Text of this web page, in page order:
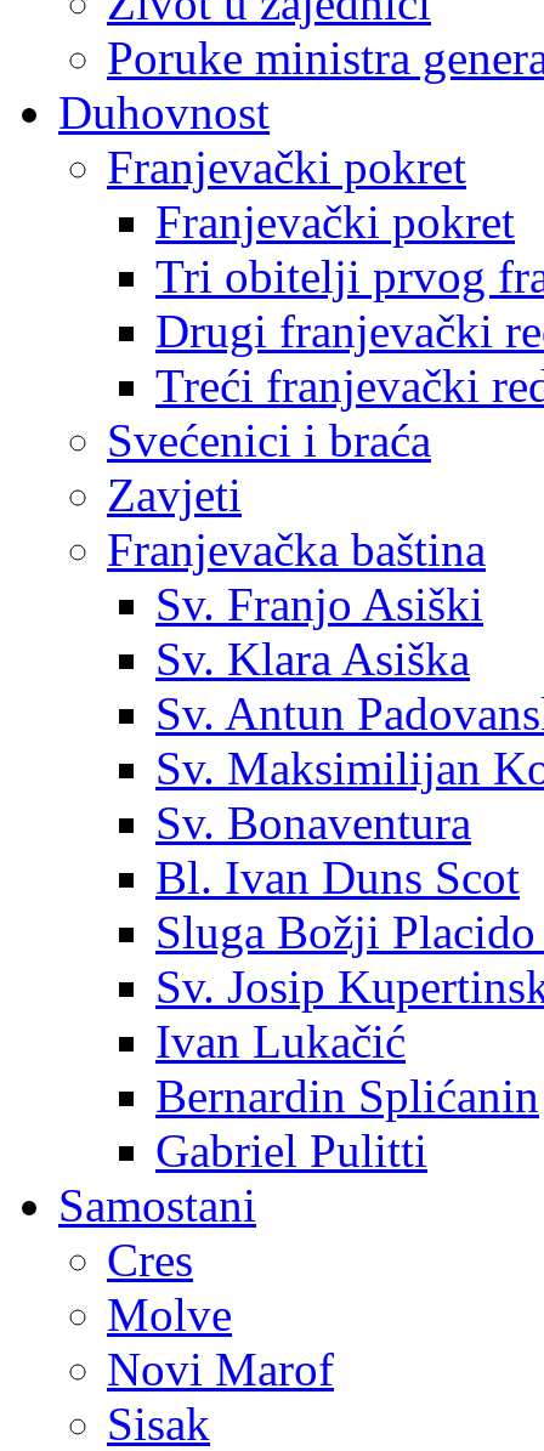
Poruke ministra
Duhovnost
Franjevački pokret
Franjevački pokret
Tri obitelji prvog
Drugi franjevački
Treći franjevački
Svećenici i braća
Zavjeti
Franjevačka baština
Sv. Franjo Asiški
Sv. Klara Asiška
Sv. Antun
Sv. Maksimilijan
Sv. Bonaventura
Bl. Ivan Duns Scot
Sluga Božji Placido
Sv. Josip
Ivan Lukačić
Bernardin Splićanin
Gabriel Pulitti
Samostani
Cres
Molve
Novi Marof
Sisak